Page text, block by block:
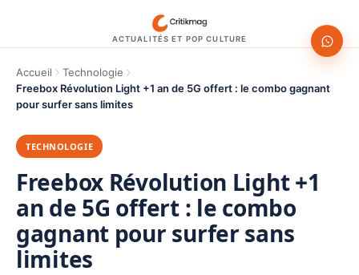
ACTUALITÉS ET POP CULTURE
Accueil
Technologie
Freebox Révolution Light +1 an de 5G offert : le combo gagnant
pour surfer sans limites
TECHNOLOGIE
Freebox Révolution Light +1
an de 5G offert : le combo
gagnant pour surfer sans
limites